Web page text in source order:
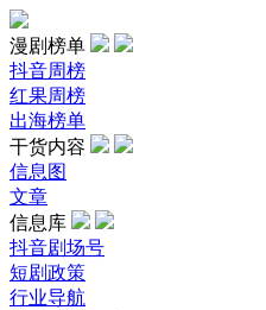
漫剧榜单
抖音周榜
红果周榜
出海榜单
干货内容
信息图
文章
信息库
抖音剧场号
短剧政策
行业导航